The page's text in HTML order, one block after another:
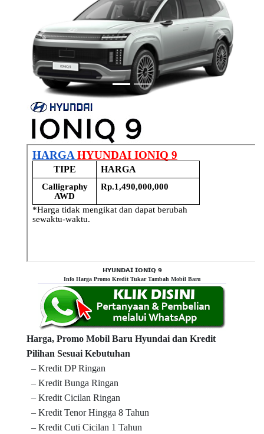
Previous Next
𝗛𝗬𝗨𝗡𝗗𝗔𝗜 𝗜𝗢𝗡𝗜𝗤 𝟵
Info Harga Promo Kredit Tukar Tambah Mobil Baru
Harga, Promo Mobil Baru Hyundai dan Kredit
Pilihan Sesuai Kebutuhan
– Kredit DP Ringan
– Kredit Bunga Ringan
– Kredit Cicilan Ringan
– Kredit Tenor Hingga 8 Tahun
– Kredit Cuti Cicilan 1 Tahun